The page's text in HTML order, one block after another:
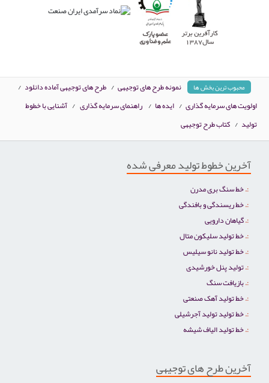
محبوب ترین بخش ها نمونه طرح های توجیهی / طرح های توجیهی آماده دانلود /
اولویت های سرمایه گذاری / ایده ها / راهنمای سرمایه گذاری / آشنایی با خطوط
تولید / کتاب طرح توجیهی
آخرین خطوط تولید معرفی شده
خط سنگ بری مدرن
خط ریسندگی و بافندگی
گیاهان دارویی
خط تولید سلیکون متال
خط تولید نانو سیلیس
تولید پنل خورشیدی
بازیافت سنگ
خط تولید آهک صنعتی
خط تولید تولید آجرشیلی
خط تولید الیاف شیشه
آخرین طرح های توجیهی